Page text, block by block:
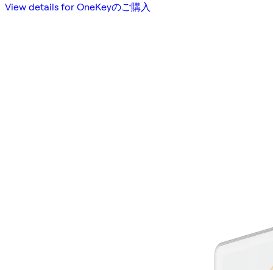
View details for OneKeyのご購入